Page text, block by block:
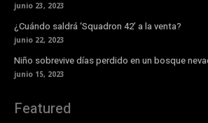
junio 23, 2023
¿Cuándo saldrá ‘Squadron 42’ a la venta?
junio 22, 2023
Niño sobrevive días perdido en un bosque
junio 15, 2023
Featured